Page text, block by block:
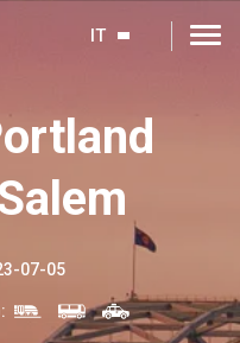
IT
07-05
: